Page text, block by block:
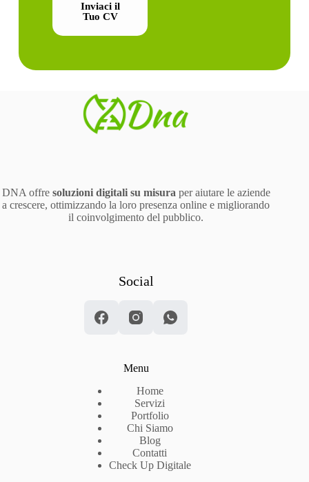
Inviaci il
Tuo CV
DNA offre soluzioni digitali su misura per aiutare le aziende
a crescere, ottimizzando la loro presenza online e migliorando
il coinvolgimento del pubblico.
Social
Menu
Home
Servizi
Portfolio
Chi Siamo
Blog
Contatti
Check Up Digitale